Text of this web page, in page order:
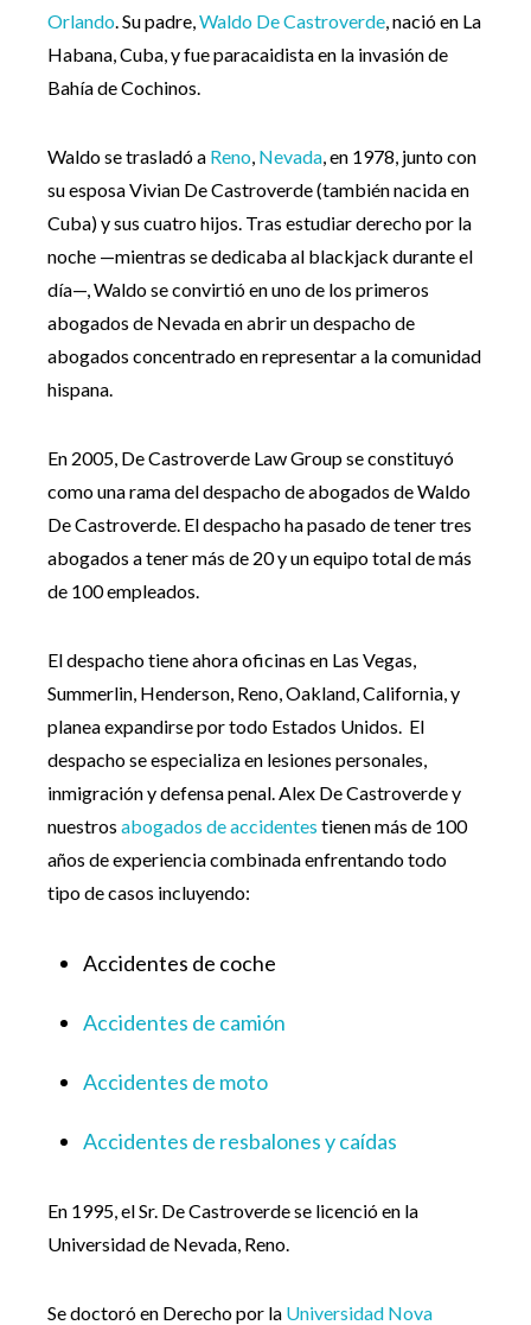
Orlando . Su padre,Waldo De Castroverde , nació en La
Habana, Cuba, y fue paracaidista en la invasión de
Bahía de Cochinos.
Waldo se trasladó a Reno Nevada , en 1978, junto con
su esposa Vivian De Castroverde (también nacida en
Cuba) y sus cuatro hijos. Tras estudiar derecho por la
noche —mientras se dedicaba al blackjack durante el
día—, Waldo se convirtió en uno de los primeros
abogados de Nevada en abrir un despacho de
abogados concentrado en representar a la comunidad
hispana.
En 2005, De Castroverde Law Group se constituyó
como una rama del despacho de abogados de Waldo
De Castroverde. El despacho ha pasado de tener tres
abogados a tener más de 20 y un equipo total de más
de 100 empleados.
El despacho tiene ahora oficinas en Las Vegas,
Summerlin, Henderson, Reno, Oakland, California, y
planea expandirse por todo Estados Unidos. El
despacho se especializa en lesiones personales,
inmigración y defensa penal. Alex De Castroverde y
nuestrosabogados de accidentes tienen más de 100
años de experiencia combinada enfrentando todo
tipo de casos incluyendo:
Accidentes de coche
Accidentes de camión
Accidentes de moto
Accidentes de resbalones y caídas
En 1995, el Sr. De Castroverde se licenció en la
Universidad de Nevada, Reno.
Se doctoró en Derecho por la Universidad Nova